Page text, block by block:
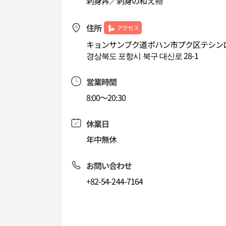
住所 アクセス
キョンサンブク道ポハン市プク区テシン
경상북도 포항시 북구 대신로 28-1
営業時間
8:00～20:30
休業日
年中無休
お問い合わせ
+82-54-244-7164